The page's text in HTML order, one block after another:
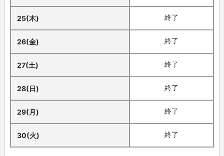
25(木) 終了
26(金) 終了
27(土) 終了
28(日) 終了
29(月) 終了
30(火) 終了